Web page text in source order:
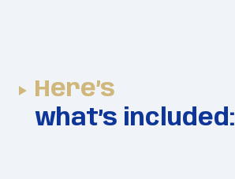
Here’s
what’s included: